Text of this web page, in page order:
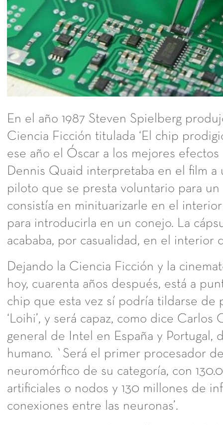
En el año 1987 Steven Spielberg
Ciencia Ficción titulada ‘El chip
ese año el Óscar a los mejores efectos
Dennis Quaid interpretaba en el film a
piloto que se presta voluntario para
consistía en minituarizarle en el
para introducirla en un conejo. La
acababa, por casualidad, en el interior
Dejando la Ciencia Ficción y la
hoy, cuarenta años después, está a
chip que esta vez sí podría tildarse de
‘Loihi’, y será capaz, como dice
general de Intel en España y Portugal,
humano. `Será el primer procesador
neuromórfico de su categoría, con
artificiales o nodos y 130 millones de
conexiones entre las neuronas’.